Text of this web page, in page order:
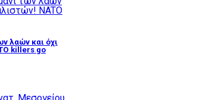
λαών και όχι
killers go